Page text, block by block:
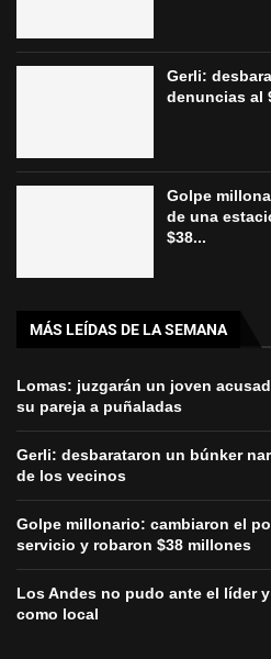
Gerli:
denuncias al
Golpe
de una
$38...
MÁS LEÍDAS DE LA SEMANA
Lomas: juzgarán un joven
su pareja a puñaladas
Gerli: desbarataron un búnker
de los vecinos
Golpe millonario: cambiaron el
servicio y robaron $38 millones
Los Andes no pudo ante el líder
como local